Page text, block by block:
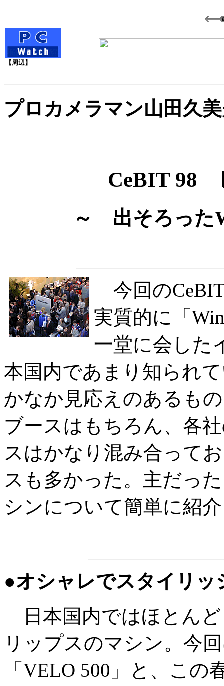
【周辺】
プロカメラマン山田久
CeBIT 98
～ 出そろった
今回の
実質的に「
一堂に会した
本国内であまり知られ
かなか見応えのあるも
ブースはもちろん、各
スはかなり混み合って
スも多かった。主だっ
シンについて簡単に紹
●オシャレでスタイリ
日本国内ではほとん
リップスのマシン。今
「VELO 500」と、こ